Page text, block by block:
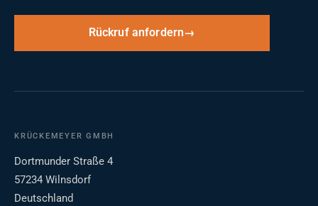
Rückruf anfordern
KRÜCKEMEYER GMBH
Dortmunder Straße 4
57234 Wilnsdorf
Deutschland